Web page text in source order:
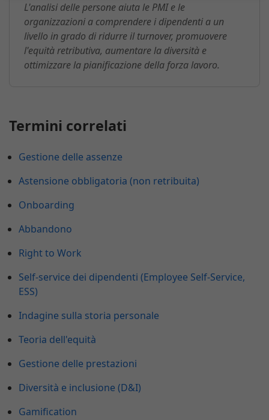
L'analisi delle persone aiuta le PMI e le
organizzazioni a comprendere i dipendenti a un
livello in grado di ridurre il turnover, promuovere
l'equità retributiva, aumentare la diversità e
ottimizzare la pianificazione della forza lavoro.
Termini correlati
Gestione delle assenze
Astensione obbligatoria (non retribuita)
Onboarding
Abbandono
Right to Work
Self-service dei dipendenti (Employee Self-Service,
ESS)
Indagine sulla storia personale
Teoria dell'equità
Gestione delle prestazioni
Diversità e inclusione (D&I)
Gamification